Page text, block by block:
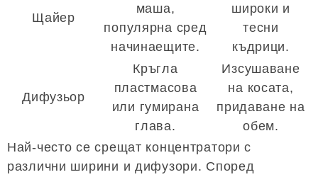
Щайер
маша,
популярна сред
начинаещите.
широки и
тесни
къдрици.
Дифузьор
Кръгла
пластмасова
или гумирана
глава.
Изсушаване
на косата,
придаване на
обем.
Най-често се срещат концентратори с
различни ширини и дифузори. Според